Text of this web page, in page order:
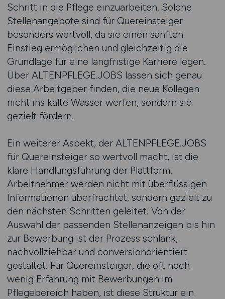
Schritt in die Pflege einzuarbeiten. Solche
Stellenangebote sind für Quereinsteiger
besonders wertvoll, da sie einen sanften
Einstieg ermöglichen und gleichzeitig die
Grundlage für eine langfristige Karriere legen.
Über ALTENPFLEGE.JOBS lassen sich genau
diese Arbeitgeber finden, die neue Kollegen
nicht ins kalte Wasser werfen, sondern sie
gezielt fördern.
Ein weiterer Aspekt, der ALTENPFLEGE.JOBS
für Quereinsteiger so wertvoll macht, ist die
klare Handlungsführung der Plattform.
Arbeitnehmer werden nicht mit überflüssigen
Informationen überfrachtet, sondern gezielt zu
den nächsten Schritten geleitet. Von der
Auswahl der passenden Stellenanzeigen bis hin
zur Bewerbung ist der Prozess schlank,
nachvollziehbar und conversionorientiert
gestaltet. Für Quereinsteiger, die oft noch
wenig Erfahrung mit Bewerbungen im
Pflegebereich haben, ist diese Struktur ein